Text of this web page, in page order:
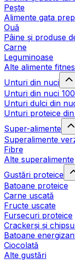
Pește
Alimente gata
Ouă
Pâine și produse
Carne
Leguminoase
Alte alimente
Unturi din nuci
Unturi din nuci
Unturi dulci din
Unturi proteice
Super-alimente
Superalimente
Fibre
Alte superalimente
Gustări proteice
Batoane proteice
Carne uscată
Fructe uscate
Fursecuri proteice
Crackerși și
Batoane
Ciocolată
Alte gustări